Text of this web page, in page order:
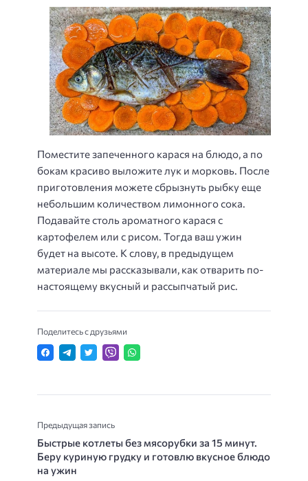
Поместите запеченного карася на блюдо, а по
бокам красиво выложите лук и морковь. После
приготовления можете сбрызнуть рыбку еще
небольшим количеством лимонного сока.
Подавайте столь ароматного карася с
картофелем или с рисом. Тогда ваш ужин
будет на высоте. К слову, в предыдущем
материале мы рассказывали, как отварить по-
настоящему вкусный и рассыпчатый рис.
Поделитесь с друзьями
Предыдущая запись
Быстрые котлеты без мясорубки за 15 минут.
Беру куриную грудку и готовлю вкусное блюдо
на ужин